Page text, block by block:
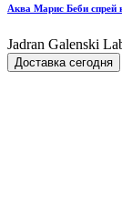
Аква Марис Беби спрей
Jadran Galenski
Доставка сегодня